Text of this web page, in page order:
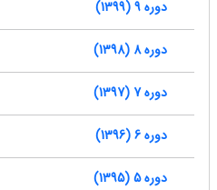
دوره 9 (1399)
دوره 8 (1398)
دوره 7 (1397)
دوره 6 (1396)
دوره 5 (1395)